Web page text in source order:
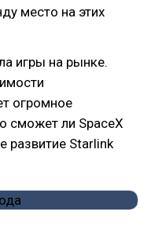
место на этих
игры на рынке.
огромное
сможет ли SpaceX
развитие Starlink